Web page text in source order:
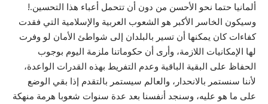
ألمانيا حتما نحو الأحسن من دون أن تتحمل أعباء هذا التحسين.!
وسيكون الخاسر الأكبر هو الشعوب العربية والإسلامية التي فقدت
كفاءات كان يمكنها أن تسير بالبلدان إلى شواطئ الأمان لو وفرت
لها الإمكانيات اللازمة، وأرى أن حكوماتنا ملزمة اليوم بوجوب
الحفاظ على البقية الباقية وعدم التفريط بهذه القدرات الواعدة،
لأننا سنستمر بالانحدار، والعالم سيستمر بالتقدم إذا بقي الوضع
على ما هو عليه، وسنجد أنفسنا بعد عدة سنوات شعوبا هرمة منهكة